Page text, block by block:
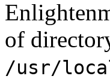
of
/usr/